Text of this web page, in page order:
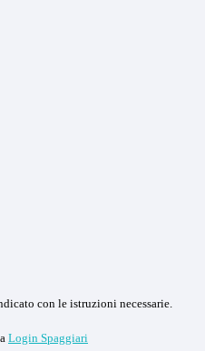
con le istruzioni necessarie.
Login Spaggiari